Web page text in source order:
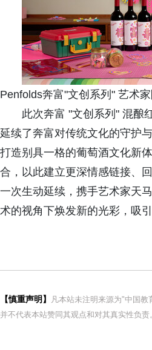
Penfolds奔富"文创系列" 艺术
此次奔富 "文创系列" 混酿
延续了奔富对传统文化的守护
打造别具一格的葡萄酒文化新
合，以此建立更深情感链接、
一次生动延续，携手艺术家天
术的视角下焕发新的光彩，吸
【慎重声明】
凡本站未注明来源为"中国
并不代表本站赞同其观点和对其真实性负